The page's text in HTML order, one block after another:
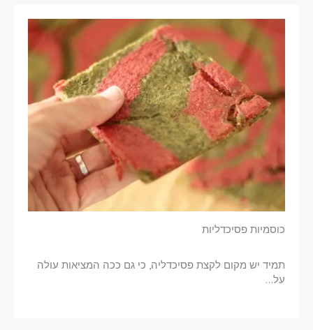
כוסמיות פסיכדליות
תמיד יש מקום לקצת פסיכדליה, כי גם ככה המציאות עולה
על…